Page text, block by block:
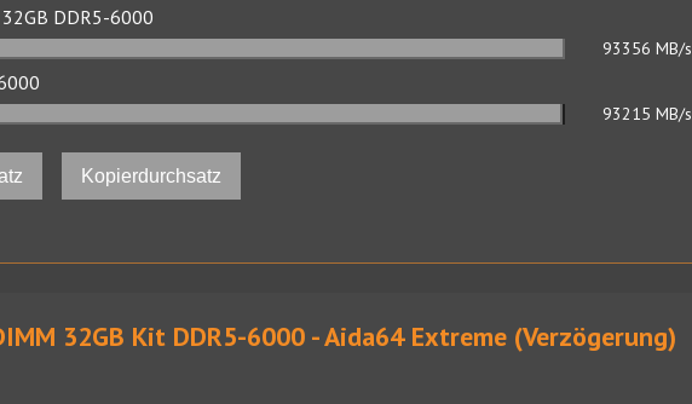
DDR5-6000
93356 MB/s
93215 MB/s
Kopierdurchsatz
32GB Kit DDR5-6000 - Aida64 Extreme (Verzögerung)